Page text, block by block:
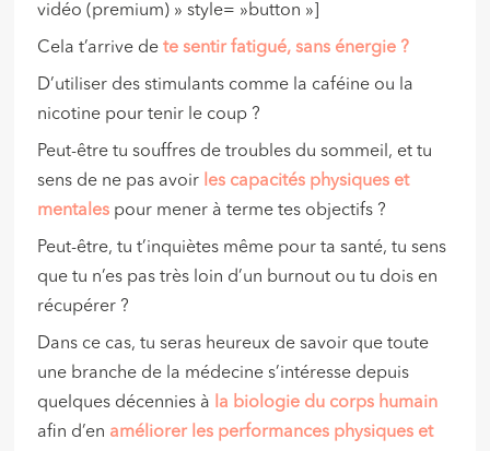
vidéo (premium) » style= »button »]
Cela t’arrive dete sentir fatigué, sans énergie ?
D’utiliser des stimulants comme la caféine ou la
nicotine pour tenir le coup ?
Peut-être tu souffres de troubles du sommeil, et tu
sens de ne pas avoir les capacités physiques et
mentales pour mener à terme tes objectifs ?
Peut-être, tu t’inquiètes même pour ta santé, tu sens
que tu n’es pas très loin d’un burnout ou tu dois en
récupérer ?
Dans ce cas, tu seras heureux de savoir que toute
une branche de la médecine s’intéresse depuis
quelques décennies à
la biologie du corps humain
afin d’en améliorer les performances physiques et